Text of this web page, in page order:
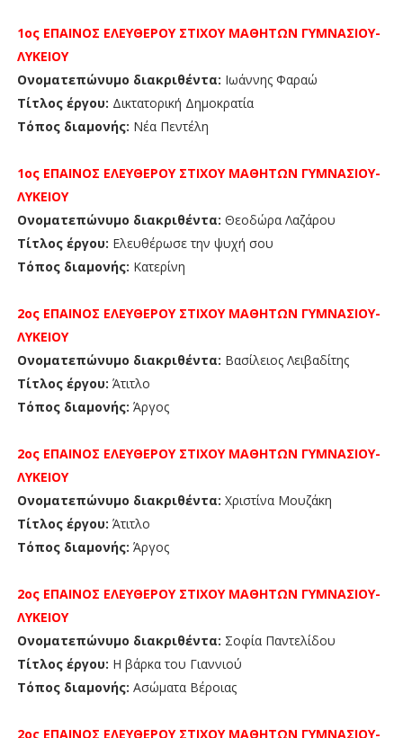
1ος ΕΠΑΙΝΟΣ ΕΛΕΥΘΕΡΟΥ ΣΤΙΧΟΥ ΜΑΘΗΤΩΝ ΓΥΜΝΑΣΙΟΥ-
ΛΥΚΕΙΟΥ
Ονοματεπώνυμο διακριθέντα: Ιωάννης Φαραώ
Τίτλος έργου: Δικτατορική Δημοκρατία
Τόπος διαμονής: Νέα Πεντέλη
1ος ΕΠΑΙΝΟΣ ΕΛΕΥΘΕΡΟΥ ΣΤΙΧΟΥ ΜΑΘΗΤΩΝ ΓΥΜΝΑΣΙΟΥ-
ΛΥΚΕΙΟΥ
Ονοματεπώνυμο διακριθέντα: Θεοδώρα Λαζάρου
Τίτλος έργου: Ελευθέρωσε την ψυχή σου
Τόπος διαμονής: Κατερίνη
2ος ΕΠΑΙΝΟΣ ΕΛΕΥΘΕΡΟΥ ΣΤΙΧΟΥ ΜΑΘΗΤΩΝ ΓΥΜΝΑΣΙΟΥ-
ΛΥΚΕΙΟΥ
Ονοματεπώνυμο διακριθέντα: Βασίλειος Λειβαδίτης
Τίτλος έργου: Άτιτλο
Τόπος διαμονής: Άργος
2ος ΕΠΑΙΝΟΣ ΕΛΕΥΘΕΡΟΥ ΣΤΙΧΟΥ ΜΑΘΗΤΩΝ ΓΥΜΝΑΣΙΟΥ-
ΛΥΚΕΙΟΥ
Ονοματεπώνυμο διακριθέντα: Χριστίνα Μουζάκη
Τίτλος έργου: Άτιτλο
Τόπος διαμονής: Άργος
2ος ΕΠΑΙΝΟΣ ΕΛΕΥΘΕΡΟΥ ΣΤΙΧΟΥ ΜΑΘΗΤΩΝ ΓΥΜΝΑΣΙΟΥ-
ΛΥΚΕΙΟΥ
Ονοματεπώνυμο διακριθέντα: Σοφία Παντελίδου
Τίτλος έργου: Η βάρκα του Γιαννιού
Τόπος διαμονής: Ασώματα Βέροιας
2ος ΕΠΑΙΝΟΣ ΕΛΕΥΘΕΡΟΥ ΣΤΙΧΟΥ ΜΑΘΗΤΩΝ ΓΥΜΝΑΣΙΟΥ-